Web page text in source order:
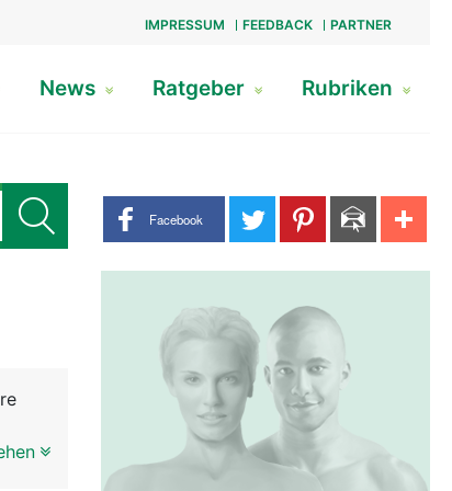
IMPRESSUM FEEDBACK PARTNER
News Ratgeber Rubriken
Share buttons
Facebook
der